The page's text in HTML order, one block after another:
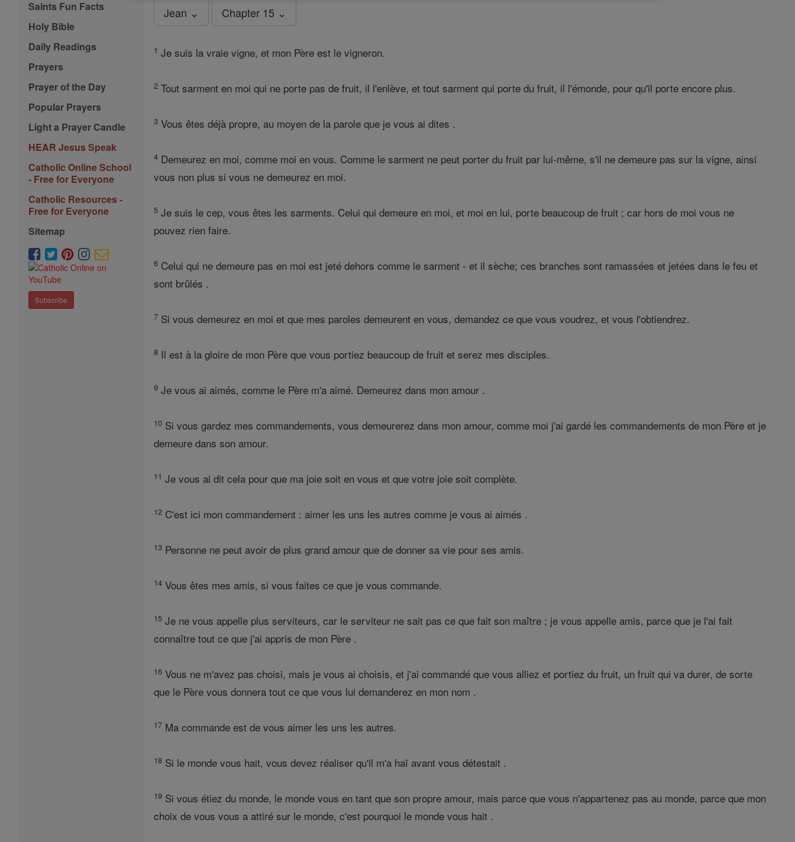
Saints Fun Facts
Holy Bible
Daily Readings
Prayers
Prayer of the Day
Popular Prayers
Light a Prayer Candle
HEAR Jesus Speak
Catholic Online School
- Free for Everyone
Catholic Resources -
Free for Everyone
Sitemap
Subscribe
Jean ⌄ Chapter 15 ⌄
1 Je suis la vraie vigne, et mon Père est le vigneron.
2 Tout sarment en moi qui ne porte pas de fruit, il l'enlève, et tout sarment qui porte du fruit, il l'émonde, pour qu'il porte encore plus.
3 Vous êtes déjà propre, au moyen de la parole que je vous ai dites .
4 Demeurez en moi, comme moi en vous. Comme le sarment ne peut porter du fruit par lui-même, s'il ne demeure pas sur la vigne, ainsi
vous non plus si vous ne demeurez en moi.
5 Je suis le cep, vous êtes les sarments. Celui qui demeure en moi, et moi en lui, porte beaucoup de fruit ; car hors de moi vous ne
pouvez rien faire.
6 Celui qui ne demeure pas en moi est jeté dehors comme le sarment - et il sèche; ces branches sont ramassées et jetées dans le feu et
sont brûlés .
7 Si vous demeurez en moi et que mes paroles demeurent en vous, demandez ce que vous voudrez, et vous l'obtiendrez.
8 Il est à la gloire de mon Père que vous portiez beaucoup de fruit et serez mes disciples.
9 Je vous ai aimés, comme le Père m'a aimé. Demeurez dans mon amour .
10 Si vous gardez mes commandements, vous demeurerez dans mon amour, comme moi j'ai gardé les commandements de mon Père et je
demeure dans son amour.
11 Je vous ai dit cela pour que ma joie soit en vous et que votre joie soit complète.
12 C'est ici mon commandement : aimer les uns les autres comme je vous ai aimés .
13 Personne ne peut avoir de plus grand amour que de donner sa vie pour ses amis.
14 Vous êtes mes amis, si vous faites ce que je vous commande.
15 Je ne vous appelle plus serviteurs, car le serviteur ne sait pas ce que fait son maître ; je vous appelle amis, parce que je l'ai fait
connaître tout ce que j'ai appris de mon Père .
16 Vous ne m'avez pas choisi, mais je vous ai choisis, et j'ai commandé que vous alliez et portiez du fruit, un fruit qui va durer, de sorte
que le Père vous donnera tout ce que vous lui demanderez en mon nom .
17 Ma commande est de vous aimer les uns les autres.
18 Si le monde vous hait, vous devez réaliser qu'il m'a haï avant vous détestait .
19 Si vous étiez du monde, le monde vous en tant que son propre amour, mais parce que vous n'appartenez pas au monde, parce que mon
choix de vous vous a attiré sur le monde, c'est pourquoi le monde vous hait .